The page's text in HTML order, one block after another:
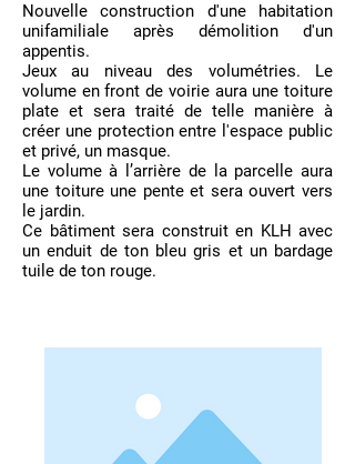
Nouvelle construction d'une habitation
unifamiliale après démolition d'un
appentis.
Jeux au niveau des volumétries. Le
volume en front de voirie aura une toiture
plate et sera traité de telle manière à
créer une protection entre l'espace public
et privé, un masque.
Le volume à l’arrière de la parcelle aura
une toiture une pente et sera ouvert vers
le jardin.
Ce bâtiment sera construit en KLH avec
un enduit de ton bleu gris et un bardage
tuile de ton rouge.